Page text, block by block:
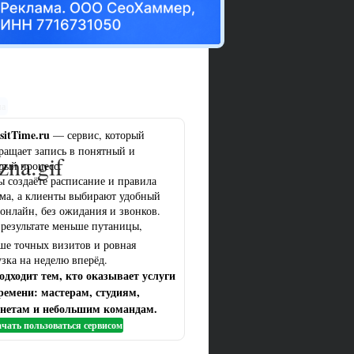
— сервис, который
запись в понятный и
процесс.
создаёте расписание и правила
а клиенты выбирают удобный
без ожидания и звонков.
меньше путаницы,
точных визитов и ровная
на неделю вперёд.
тем, кто оказывает услуги
мастерам, студиям,
и небольшим командам.
пользоваться сервисом